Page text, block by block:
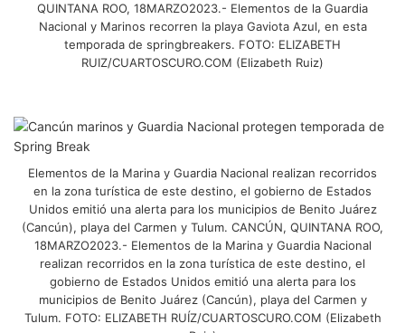
QUINTANA ROO, 18MARZO2023.- Elementos de la Guardia
Nacional y Marinos recorren la playa Gaviota Azul, en esta
temporada de springbreakers. FOTO: ELIZABETH
RUIZ/CUARTOSCURO.COM (Elizabeth Ruiz)
Elementos de la Marina y Guardia Nacional realizan recorridos
en la zona turística de este destino, el gobierno de Estados
Unidos emitió una alerta para los municipios de Benito Juárez
(Cancún), playa del Carmen y Tulum. CANCÚN, QUINTANA ROO,
18MARZO2023.- Elementos de la Marina y Guardia Nacional
realizan recorridos en la zona turística de este destino, el
gobierno de Estados Unidos emitió una alerta para los
municipios de Benito Juárez (Cancún), playa del Carmen y
Tulum. FOTO: ELIZABETH RUÍZ/CUARTOSCURO.COM (Elizabeth